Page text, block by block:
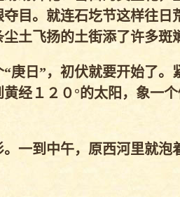
目。就连石圪节这样往日
土飞扬的土街添了许多斑
“庚日”，初伏就要开始了
经１２０°的太阳，象一
一到中午，原西河里就泡